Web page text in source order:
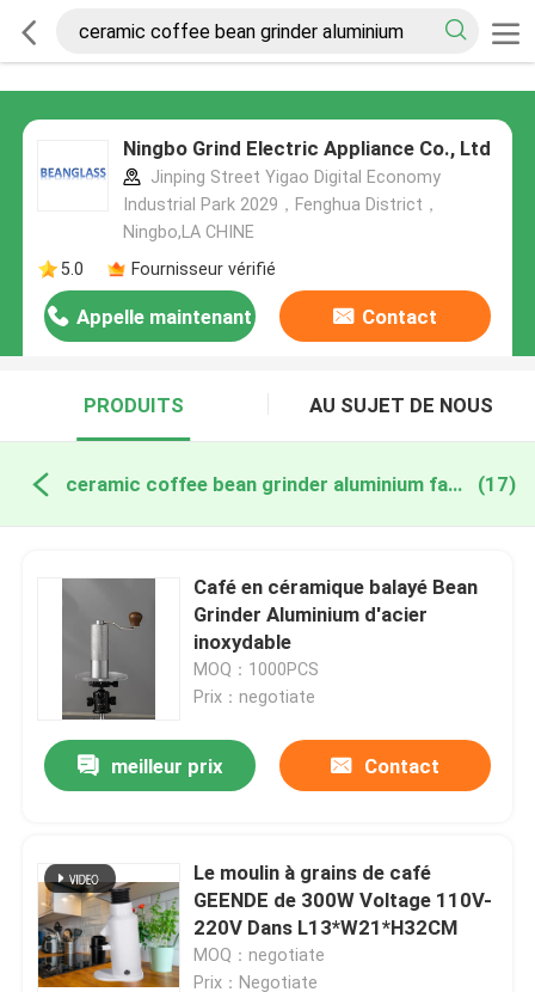
Ningbo Grind Electric Appliance Co., Ltd
Jinping Street Yigao Digital Economy
Industrial Park 2029，Fenghua District，
Ningbo,LA CHINE
5.0
Fournisseur vérifié
Appelle maintenant Contact
PRODUITS AU SUJET DE NOUS
ceramic coffee bean grinder aluminium fabrication en ligne (17)
Café en céramique balayé Bean
Grinder Aluminium d'acier
inoxydable
MOQ：1000PCS
Prix：negotiate
meilleur prix Contact
Le moulin à grains de café
GEENDE de 300W Voltage 110V-
220V Dans L13*W21*H32CM
MOQ：negotiate
Prix：Negotiate